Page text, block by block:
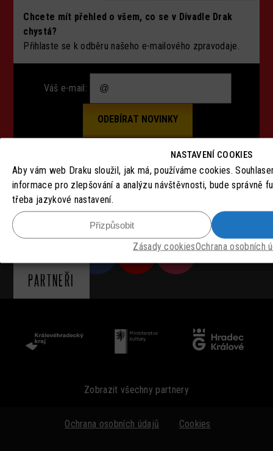
NASTAVENÍ COOKIES
Aby vám web Draku sloužil, jak má, používáme cookies.
informace pro zlepšování a analýzu návštěvnosti, bude správně
třeba jazykové nastavení.
Přizpůsobit
Zásady cookiesOchrana osobních
Chcete mít přehled o všem, co se v Divadle Drak
chystá?
Přihlaste se k odběru našeho e-mailového zpravodaje.
Váš e-mail:
SLEDUJTE NÁS
PARTNEŘI
Zobrazit všechny partnery
Ochrana osobních údajů Cookies